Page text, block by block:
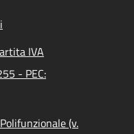
IVA
- PEC:
(v.